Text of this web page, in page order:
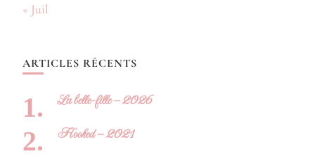
« Juil
ARTICLES RÉCENTS
La belle-fille – 2026
Hooked – 2021